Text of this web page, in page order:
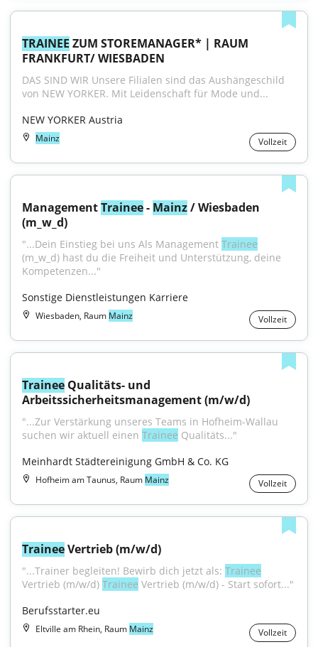
TRAINEE ZUM STOREMANAGER* | RAUM
FRANKFURT/ WIESBADEN
DAS SIND WIR Unsere Filialen sind das Aushängeschild
von NEW YORKER. Mit Leidenschaft für Mode und...
NEW YORKER Austria
Mainz Vollzeit
Management Trainee - Mainz / Wiesbaden
(m_w_d)
"...Dein Einstieg bei uns Als Management Trainee
(m_w_d) hast du die Freiheit und Unterstützung, deine
Kompetenzen..."
Sonstige Dienstleistungen Karriere
Wiesbaden, Raum Mainz Vollzeit
Trainee Qualitäts- und
Arbeitssicherheitsmanagement (m/w/d)
"...Zur Verstärkung unseres Teams in Hofheim-Wallau
suchen wir aktuell einen Trainee Qualitäts..."
Meinhardt Städtereinigung GmbH & Co. KG
Hofheim am Taunus, Raum Mainz Vollzeit
Trainee Vertrieb (m/w/d)
"...Trainer begleiten! Bewirb dich jetzt als: Trainee
Vertrieb (m/w/d) Trainee Vertrieb (m/w/d) - Start sofort..."
Berufsstarter.eu
Eltville am Rhein, Raum Mainz Vollzeit